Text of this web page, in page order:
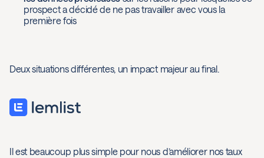
prospect a décidé de ne pas travailler avec vous la
première fois
Deux situations différentes, un impact majeur au final.
Il est beaucoup plus simple pour nous d’améliorer nos taux